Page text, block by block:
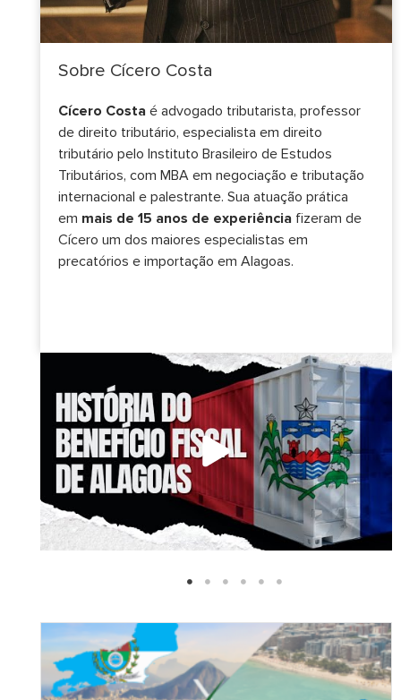
Sobre Cícero Costa
Cícero Costa é advogado tributarista, professor
de direito tributário, especialista em direito
tributário pelo Instituto Brasileiro de Estudos
Tributários, com MBA em negociação e tributação
internacional e palestrante. Sua atuação prática
em mais de 15 anos de experiência fizeram de
Cícero um dos maiores especialistas em
precatórios e importação em Alagoas.